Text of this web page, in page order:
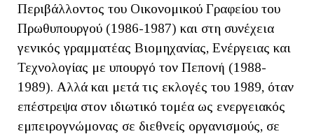
Περιβάλλοντος του Οικονομικού Γραφείου του
Πρωθυπουργού (1986-1987) και στη συνέχεια
γενικός γραμματέας Βιομηχανίας, Ενέργειας και
Τεχνολογίας με υπουργό τον Πεπονή (1988-
1989). Αλλά και μετά τις εκλογές του 1989, όταν
επέστρεψα στον ιδιωτικό τομέα ως ενεργειακός
εμπειρογνώμονας σε διεθνείς οργανισμούς, σε